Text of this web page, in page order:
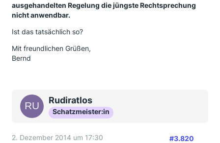
ausgehandelten Regelung die jüngste Rechtsprechung
nicht anwendbar.
Ist das tatsächlich so?
Mit freundlichen Grüßen,
Bernd
Rudiratlos
Schatzmeister:in
2. Dezember 2014 um 17:30 #3.820